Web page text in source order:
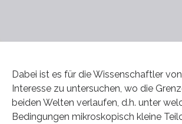
Dabei ist es für die Wissenschaftler
Interesse zu untersuchen, wo die
beiden Welten verlaufen, d.h. unter
Bedingungen mikroskopisch kleine